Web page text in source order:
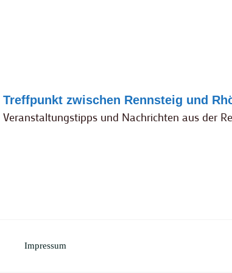
Treffpunkt zwischen Rennsteig und
Veranstaltungstipps und Nachrichten aus der
Impressum